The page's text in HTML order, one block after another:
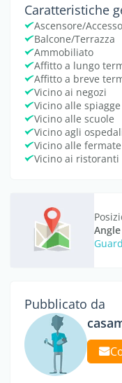
Caratteristiche
Ascensore/
Balcone/Terrazza
Ammobiliato
Affitto a lungo
Affitto a breve
Vicino ai negozi
Vicino alle spiagge
Vicino alle scuole
Vicino agli
Vicino alle
Vicino ai ristoranti
Pubblicato da